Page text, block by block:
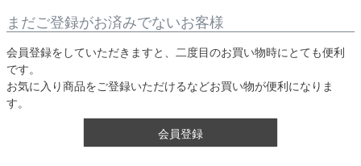
まだご登録がお済みでないお客様
会員登録をしていただきますと、二度目のお買い物時にとても便利
です。
お気に入り商品をご登録いただけるなどお買い物が便利になりま
す。
会員登録